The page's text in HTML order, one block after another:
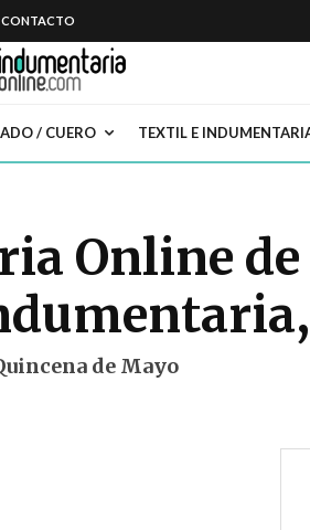
CONTACTO
/ CUERO TEXTIL E
Online
de Mayo